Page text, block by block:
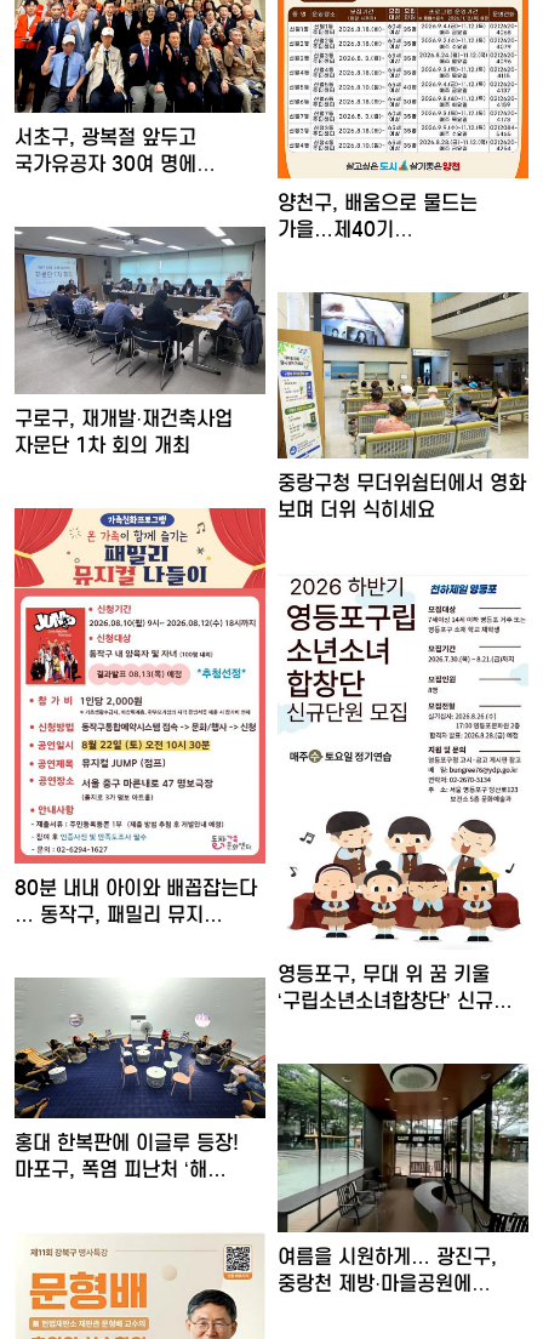
양천구, 배움으로 물드는
가을…제40기
서초구, 광복절 앞두고
국가유공자 30여 명에
구로구, 재개발·재건축사업
자문단 1차 회의 개최
중랑구청 무더위쉼터에서 영화
보며 더위 식히세요
80분 내내 아이와 배꼽잡는다
… 동작구, 패밀리 뮤지…
영등포구, 무대 위 꿈 키울
‘구립소년소녀합창단’ 신규…
홍대 한복판에 이글루 등장!
마포구, 폭염 피난처 ‘해…
여름을 시원하게… 광진구,
중랑천 제방·마을공원에